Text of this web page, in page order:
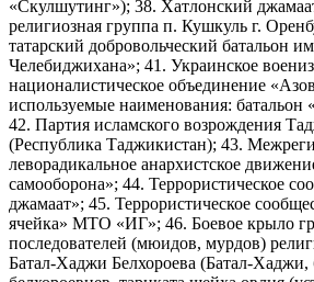
«Скулшутинг»); 38. Хатлонский
религиозная группа п. Кушкуль г.
татарский добровольческий батальон
Челебиджихана»; 41. Украинское
националистическое объединение
используемые наименования: батальон
42. Партия исламского возрождения
(Республика Таджикистан); 43.
леворадикальное анархистское
самооборона»; 44. Террористическое
джамаат»; 45. Террористическое
ячейка» МТО «ИГ»; 46. Боевое крыло
последователей (мюидов, мурдов)
Батал-Хаджи Белхороева (Батал-Хаджи,